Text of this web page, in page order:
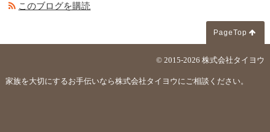
このブログを購読
PageTop
© 2015-2026株式会社タイヨウ
家族を大切にするお手伝いなら株式会社タイヨウにご相談ください。